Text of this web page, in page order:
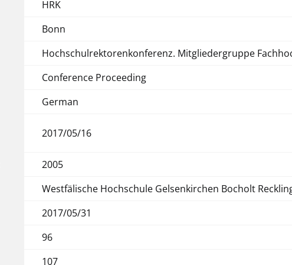
HRK
Bonn
Hochschulrektorenkonferenz. Mitgliedergruppe
Conference Proceeding
German
2017/05/16
2005
Westfälische Hochschule Gelsenkirchen Bocholt
2017/05/31
96
107